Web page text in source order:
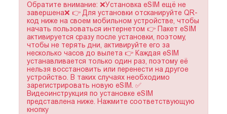
Обратите внимание: ❌Установка eSIM ещё не
завершена❌ 👉 Для установки отсканируйте QR-
код ниже на своем мобильном устройстве, чтобы
начать пользоваться интернетом 👉 Пакет eSIM
активируется сразу после установки, поэтому,
чтобы не терять дни, активируйте его за
несколько часов до вылета 👉 Каждая eSIM
устанавливается только один раз, поэтому её
нельзя восстановить или перенести на другое
устройство. В таких случаях необходимо
зарегистрировать новую eSIM. ✅
Видеоинструкция по установке eSIM
представлена ниже. Нажмите соответствующую
кнопку